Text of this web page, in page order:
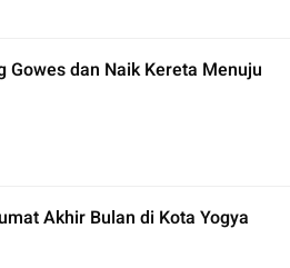
Gowes dan Naik Kereta Menuju
Akhir Bulan di Kota Yogya